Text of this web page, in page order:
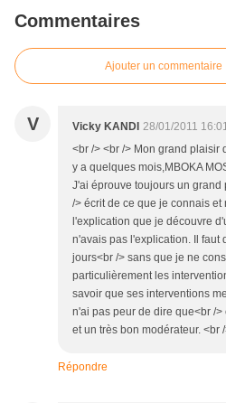
Commentaires
Ajouter un commentaire
V Vicky KANDI 28/01/2011
<br /> <br /> Mon grand plaisir
y a quelques mois,MBOKA
J'ai éprouve toujours un grand
/> écrit de ce que je connais
l'explication que je découvre
n'avais pas l'explication. Il faut
jours<br /> sans que je ne
particulièrement les
savoir que ses interventions
n'ai pas peur de dire que<br /
et un très bon modérateur. <br
Répondre